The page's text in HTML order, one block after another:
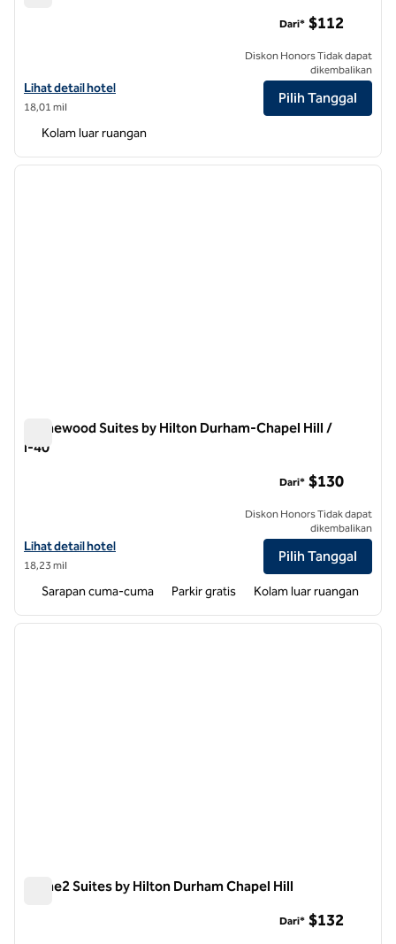
Lihat detail hotel untuk Hilton Durham dekat Duke University
Lihat detail hotel
18,01 mil
Dari* $112
Diskon Honors Tidak dapat
dikembalikan
Pilih Tanggal
Kolam luar ruangan
1 dari 11
Homewood Suites by Hilton Durham-Chapel Hill /
I-40
Lihat detail hotel untuk Homewood Suites by Hilton Durham-Chapel
Lihat detail hotel
18,23 mil
Dari* $130
Diskon Honors Tidak dapat
dikembalikan
Pilih Tanggal
Sarapan cuma-cuma Parkir gratis Kolam luar ruangan
1 dari 12
Home2 Suites by Hilton Durham Chapel Hill
Dari* $132